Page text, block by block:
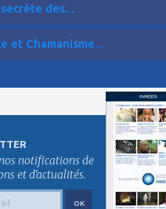
des...
et Chamanisme...
notifications de
et d'actualités.